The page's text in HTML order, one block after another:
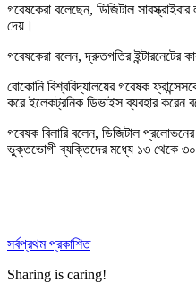
গবেষকেরা বলেছেন, ডিজিটাল
দেয়।
গবেষকেরা বলেন, দ্রুতগতির ইন্টারনেটের
বোকোনি বিশ্ববিদ্যালয়ের গবেষক
করে ইলেকট্রনিক ডিভাইস ব্যবহার করেন
গবেষক বিলারি বলেন, ডিজিটাল
ভুক্তভোগী ব্যক্তিদের মধ্যে ১৩ থেকে ৩০
সর্বপ্রথম প্রকাশিত
Sharing is caring!